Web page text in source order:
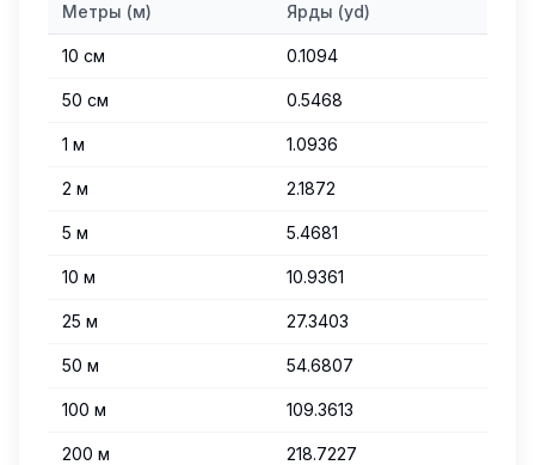
Метры (м) Ярды (yd)
10 см 0.1094
50 см 0.5468
1 м 1.0936
2 м 2.1872
5 м 5.4681
10 м 10.9361
25 м 27.3403
50 м 54.6807
100 м 109.3613
200 м 218.7227